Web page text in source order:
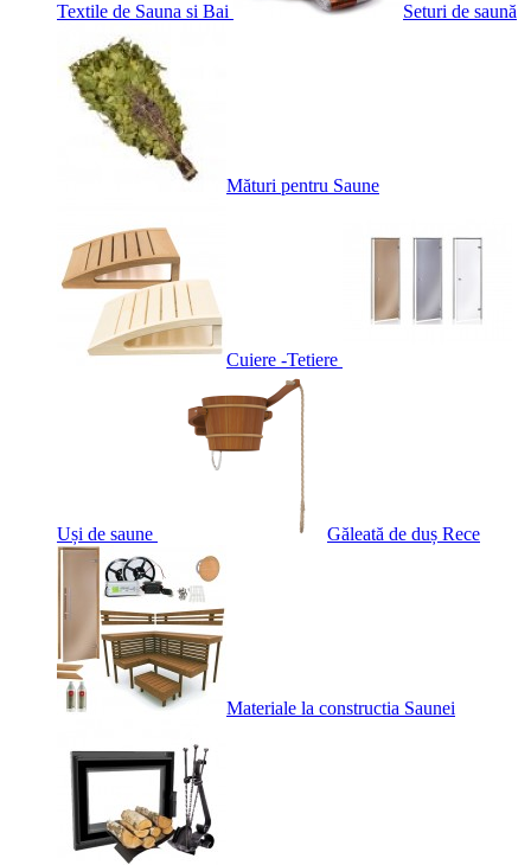
Textile de Sauna si Bai Seturi de saună
Mături pentru Saune
Cuiere -Tetiere
Uși de saune Găleată de duș Rece
Materiale la constructia Saunei